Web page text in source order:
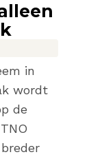
in
wordt
de